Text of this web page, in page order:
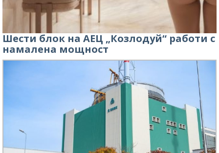
Шести блок на АЕЦ „Козлодуй“ работи с
намалена мощност